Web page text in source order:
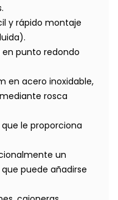
y rápido montaje
punto redondo
en acero inoxidable,
rosca
le proporciona
un
puede añadirse